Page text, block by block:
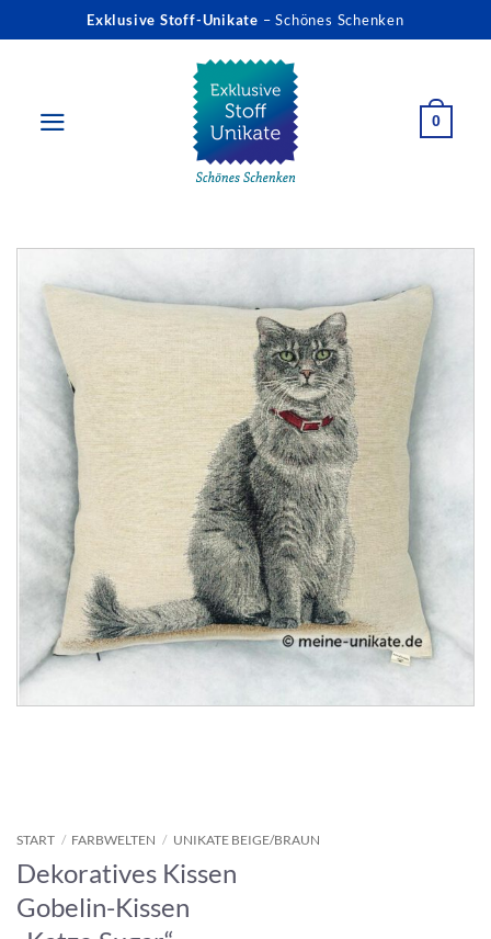
Inhalt
Exklusive Stoff-Unikate – Schönes Schenken
0
START / FARBWELTEN / UNIKATE BEIGE/BRAUN
Dekoratives Kissen
Gobelin-Kissen